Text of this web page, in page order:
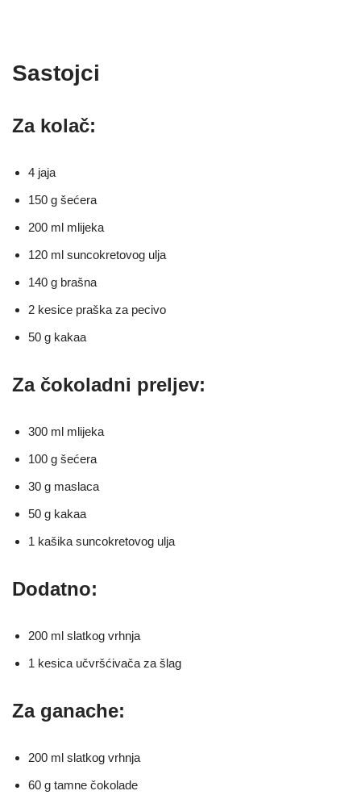
Sastojci
Za kolač:
4 jaja
150 g šećera
200 ml mlijeka
120 ml suncokretovog ulja
140 g brašna
2 kesice praška za pecivo
50 g kakaa
Za čokoladni preljev:
300 ml mlijeka
100 g šećera
30 g maslaca
50 g kakaa
1 kašika suncokretovog ulja
Dodatno:
200 ml slatkog vrhnja
1 kesica učvršćivača za šlag
Za ganache:
200 ml slatkog vrhnja
60 g tamne čokolade